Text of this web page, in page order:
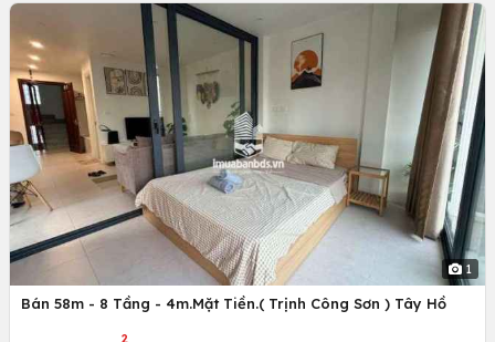
1
Bán 58m - 8 Tầng - 4m.Mặt Tiền.( Trịnh Công Sơn ) Tây Hồ